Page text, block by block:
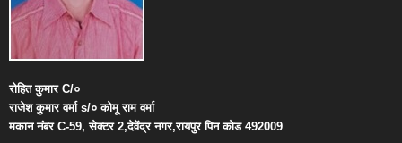
रोहित कुमारC/०
राजेश कुमार वर्माs/० कोमू राम वर्मा
मकान नंबरC-59,सेक्टर2,देवेंद्र नगर,रायपुर पिन कोड492009